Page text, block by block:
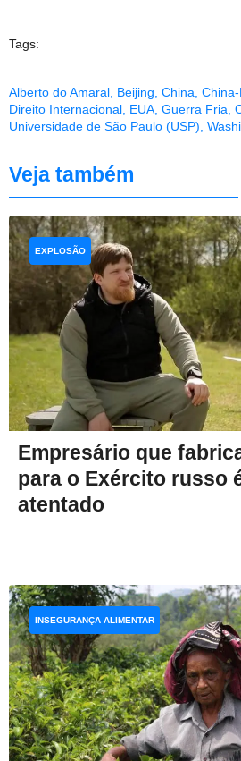
Tags:
Alberto do Amaral Beijing China
Direito Internacional EUA Guerra Fria
Universidade de São Paulo (USP)
Veja também
Empresário que
para o Exército russo
atentado
EXPLOSÃO
INSEGURANÇA ALIMENTAR